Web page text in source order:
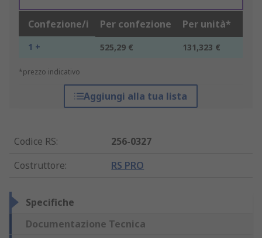
Confezione/i Per confezione Per unità*
1 + 525,29 € 131,323 €
*prezzo indicativo
Aggiungi alla tua lista
Codice RS:
256-0327
Costruttore: RS PRO
Specifiche
Documentazione Tecnica